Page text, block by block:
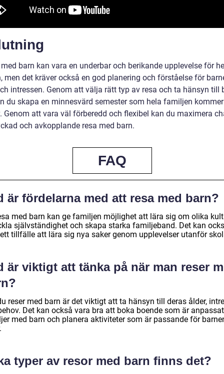
barn kan vara en underbar och berikande upplevelse för
men det kräver också en god planering och förståelse för
intressen. Genom att välja rätt typ av resa och ta hänsyn till
du skapa en minnesvärd semester som hela familjen
Genom att vara väl förberedd och flexibel kan du maximera
och avkopplande resa med barn.
FAQ
är fördelarna med att resa med barn?
med barn kan ge familjen möjlighet att lära sig om olika
självständighet och skapa starka familjeband. Det kan
tillfälle att lära sig nya saker genom upplevelser utanför
är viktigt att tänka på när man reser
reser med barn är det viktigt att ta hänsyn till deras ålder,
Det kan också vara bra att boka boende som är
med barn och planera aktiviteter som är passande för
typer av resor med barn finns det?